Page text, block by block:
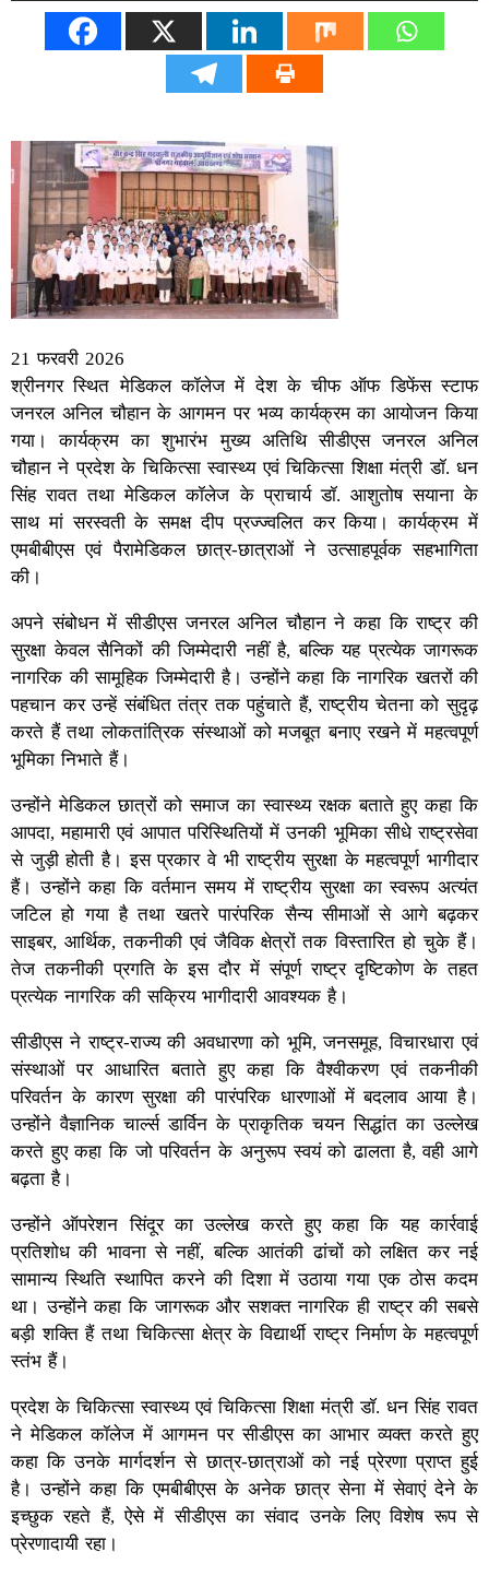
21 फरवरी 2026
श्रीनगर स्थित मेडिकल कॉलेज में देश के चीफ ऑफ डिफेंस स्टाफ
जनरल अनिल चौहान के आगमन पर भव्य कार्यक्रम का आयोजन किया
गया। कार्यक्रम का शुभारंभ मुख्य अतिथि सीडीएस जनरल अनिल
चौहान ने प्रदेश के चिकित्सा स्वास्थ्य एवं चिकित्सा शिक्षा मंत्री डॉ. धन
सिंह रावत तथा मेडिकल कॉलेज के प्राचार्य डॉ. आशुतोष सयाना के
साथ मां सरस्वती के समक्ष दीप प्रज्ज्वलित कर किया। कार्यक्रम में
एमबीबीएस एवं पैरामेडिकल छात्र-छात्राओं ने उत्साहपूर्वक सहभागिता
की।
अपने संबोधन में सीडीएस जनरल अनिल चौहान ने कहा कि राष्ट्र की
सुरक्षा केवल सैनिकों की जिम्मेदारी नहीं है, बल्कि यह प्रत्येक जागरूक
नागरिक की सामूहिक जिम्मेदारी है। उन्होंने कहा कि नागरिक खतरों की
पहचान कर उन्हें संबंधित तंत्र तक पहुंचाते हैं, राष्ट्रीय चेतना को सुदृढ़
करते हैं तथा लोकतांत्रिक संस्थाओं को मजबूत बनाए रखने में महत्वपूर्ण
भूमिका निभाते हैं।
उन्होंने मेडिकल छात्रों को समाज का स्वास्थ्य रक्षक बताते हुए कहा कि
आपदा, महामारी एवं आपात परिस्थितियों में उनकी भूमिका सीधे राष्ट्रसेवा
से जुड़ी होती है। इस प्रकार वे भी राष्ट्रीय सुरक्षा के महत्वपूर्ण भागीदार
हैं। उन्होंने कहा कि वर्तमान समय में राष्ट्रीय सुरक्षा का स्वरूप अत्यंत
जटिल हो गया है तथा खतरे पारंपरिक सैन्य सीमाओं से आगे बढ़कर
साइबर, आर्थिक, तकनीकी एवं जैविक क्षेत्रों तक विस्तारित हो चुके हैं।
तेज तकनीकी प्रगति के इस दौर में संपूर्ण राष्ट्र दृष्टिकोण के तहत
प्रत्येक नागरिक की सक्रिय भागीदारी आवश्यक है।
सीडीएस ने राष्ट्र-राज्य की अवधारणा को भूमि, जनसमूह, विचारधारा एवं
संस्थाओं पर आधारित बताते हुए कहा कि वैश्वीकरण एवं तकनीकी
परिवर्तन के कारण सुरक्षा की पारंपरिक धारणाओं में बदलाव आया है।
उन्होंने वैज्ञानिक चार्ल्स डार्विन के प्राकृतिक चयन सिद्धांत का उल्लेख
करते हुए कहा कि जो परिवर्तन के अनुरूप स्वयं को ढालता है, वही आगे
बढ़ता है।
उन्होंने ऑपरेशन सिंदूर का उल्लेख करते हुए कहा कि यह कार्रवाई
प्रतिशोध की भावना से नहीं, बल्कि आतंकी ढांचों को लक्षित कर नई
सामान्य स्थिति स्थापित करने की दिशा में उठाया गया एक ठोस कदम
था। उन्होंने कहा कि जागरूक और सशक्त नागरिक ही राष्ट्र की सबसे
बड़ी शक्ति हैं तथा चिकित्सा क्षेत्र के विद्यार्थी राष्ट्र निर्माण के महत्वपूर्ण
स्तंभ हैं।
प्रदेश के चिकित्सा स्वास्थ्य एवं चिकित्सा शिक्षा मंत्री डॉ. धन सिंह रावत
ने मेडिकल कॉलेज में आगमन पर सीडीएस का आभार व्यक्त करते हुए
कहा कि उनके मार्गदर्शन से छात्र-छात्राओं को नई प्रेरणा प्राप्त हुई
है। उन्होंने कहा कि एमबीबीएस के अनेक छात्र सेना में सेवाएं देने के
इच्छुक रहते हैं, ऐसे में सीडीएस का संवाद उनके लिए विशेष रूप से
प्रेरणादायी रहा।